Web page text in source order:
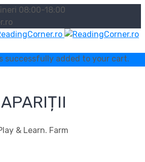
08:00-18:00
successfully added to your cart.
& Learn. Farm